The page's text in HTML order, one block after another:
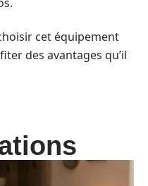
cet équipement
des avantages qu’il